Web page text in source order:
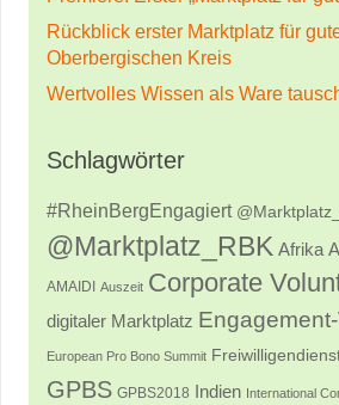
Rückblick erster Marktplatz für
Oberbergischen Kreis
Wertvolles Wissen als Ware
Schlagwörter
#RheinBergEngagiert
@Marktplatz_RBK Afrika
AMAIDI Auszeit Corporate
digitaler Marktplatz
European Pro Bono Summit
GPBS GPBS2018 Indien International